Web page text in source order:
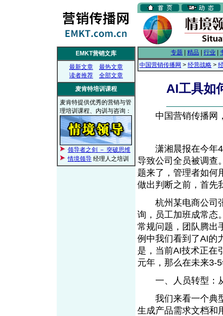
EMKT营销文库
最新文章
最热文章
读者推荐
全部文章
麦肯特培训课程
麦肯特提供优秀的营销与管
理培训课程、内训与咨询：
领导者之剑 － 突破思维
情境领导 经理人之培训
专题 精品 行业
中国营销传播网 > 经营战略 >
AI工具如
中国营销传播网
潇湘晨报在今年4
导致公司全员被调查
题来了，管理者如何
做出判断之前，首先
杭州某电商公司张
询，员工加班成常态
常规问题，团队腾出
例中我们看到了AI的
是，当前AI技术正在
元年，那么在未来3-
一、人员转型：从
我们来看一个典型
生成产品需求文档和